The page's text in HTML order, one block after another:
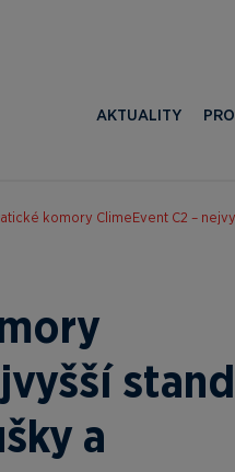
AKTUALITY
komory ClimeEvent C2 –
a